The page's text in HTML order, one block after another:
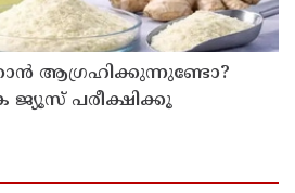
ആഗ്രഹിക്കുന്നുണ്ടോ?
ജ്യൂസ് പരീക്ഷിക്കൂ